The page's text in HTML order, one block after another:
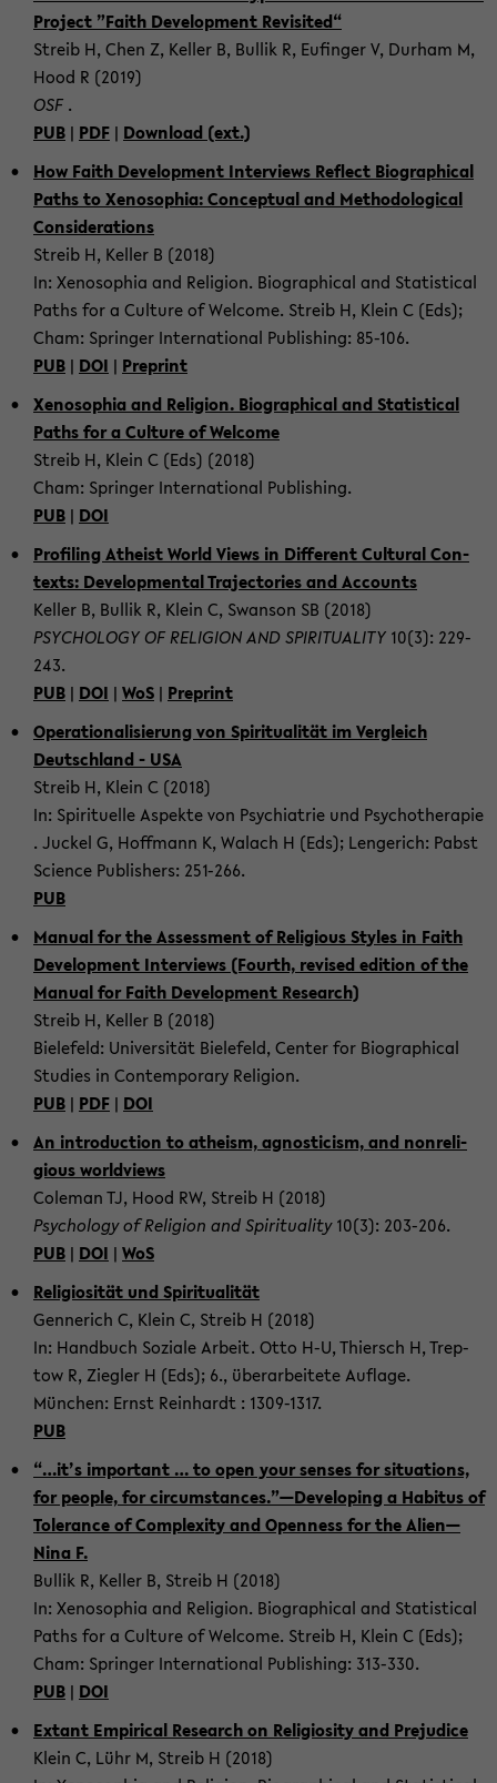
Project ”Faith De­vel­op­ment Re­vis­ited“
Streib H, Chen Z, Keller B, Bul­lik R, Eu­fin­ger V, Durham M,
Hood R (2019)
OSF .
PUB | PDF | Down­load (ext.)
How Faith De­vel­op­ment In­ter­views Re­flect Bi­o­graph­i­cal
Paths to Xenosophia: Con­cep­tual and Method­olog­i­cal
Con­sid­er­a­tions
Streib H, Keller B (2018)
In: Xenosophia and Re­li­gion. Bi­o­graph­i­cal and Sta­tis­ti­cal
Paths for a Cul­ture of Wel­come. Streib H, Klein C (Eds);
Cham: Springer In­ter­na­tional Pub­lish­ing: 85-​106.
PUB | DOI | Preprint
Xenosophia and Re­li­gion. Bi­o­graph­i­cal and Sta­tis­ti­cal
Paths for a Cul­ture of Wel­come
Streib H, Klein C (Eds) (2018)
Cham: Springer In­ter­na­tional Pub­lish­ing.
PUB | DOI
Pro­fil­ing Athe­ist World Views in Dif­fer­ent Cul­tural Con­
texts: De­vel­op­men­tal Tra­jec­to­ries and Ac­counts
Keller B, Bul­lik R, Klein C, Swan­son SB (2018)
PSY­CHOL­OGY OF RE­LI­GION AND SPIR­I­TU­AL­ITY 10(3): 229-​
243.
PUB | DOI | WoS | Preprint
Op­er­a­tional­isierung von Spir­i­tu­alität im Ver­gle­ich
Deutsch­land - USA
Streib H, Klein C (2018)
In: Spir­ituelle As­pekte von Psy­chi­a­trie und Psy­chother­a­pie
. Juckel G, Hoff­mann K, Walach H (Eds); Lengerich: Pabst
Sci­ence Pub­lish­ers: 251-​266.
PUB
Man­ual for the As­sess­ment of Re­li­gious Styles in Faith
De­vel­op­ment In­ter­views (Fourth, re­vised edi­tion of the
Man­ual for Faith De­vel­op­ment Re­search)
Streib H, Keller B (2018)
Biele­feld: Uni­ver­sität Biele­feld, Cen­ter for Bi­o­graph­i­cal
Stud­ies in Con­tem­po­rary Re­li­gion.
PUB | PDF | DOI
An in­tro­duc­tion to athe­ism, ag­nos­ti­cism, and non­re­li­
gious world­views
Cole­man TJ, Hood RW, Streib H (2018)
Psy­chol­ogy of Re­li­gion and Spir­i­tu­al­ity10(3): 203-​206.
PUB | DOI | WoS
Re­li­giosität und Spir­i­tu­alität
Gen­ner­ich C, Klein C, Streib H (2018)
In: Hand­buch Soziale Ar­beit. Otto H-U, Thier­sch H, Trep­
tow R, Ziegler H (Eds); 6., übe­rar­beit­ete Au­flage.
München: Ernst Rein­hardt : 1309-​1317.
PUB
“…it’s im­por­tant … to open your senses for sit­u­a­tions,
for peo­ple, for cir­cum­stances.”—De­vel­op­ing a Habi­tus of
Tol­er­ance of Com­plex­ity and Open­ness for the Alien—
Nina F.
Bul­lik R, Keller B, Streib H (2018)
In: Xenosophia and Re­li­gion. Bi­o­graph­i­cal and Sta­tis­ti­cal
Paths for a Cul­ture of Wel­come. Streib H, Klein C (Eds);
Cham: Springer In­ter­na­tional Pub­lish­ing: 313-​330.
PUB | DOI
Ex­tant Em­pir­i­cal Re­search on Re­li­gios­ity and Prej­u­dice
Klein C, Lühr M, Streib H (2018)